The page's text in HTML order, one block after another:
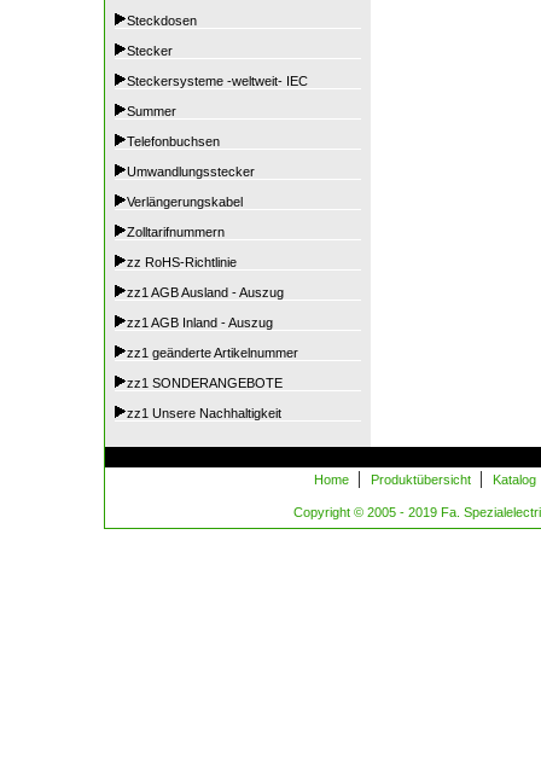
Steckdosen
Stecker
Steckersysteme -weltweit- IEC
Summer
Telefonbuchsen
Umwandlungsstecker
Verlängerungskabel
Zolltarifnummern
zz RoHS-Richtlinie
zz1 AGB Ausland - Auszug
zz1 AGB Inland - Auszug
zz1 geänderte Artikelnummer
zz1 SONDERANGEBOTE
zz1 Unsere Nachhaltigkeit
Home | Produktübersicht | Katalog
Copyright © 2005 - 2019 Fa.